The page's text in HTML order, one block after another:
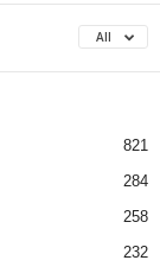
All
821
284
258
232